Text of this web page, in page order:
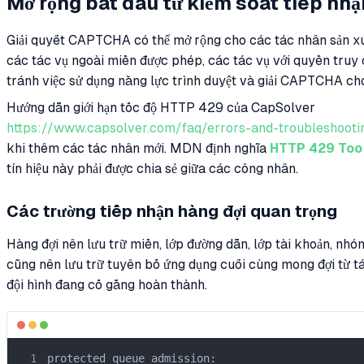
Giải quyết CAPTCHA có thể mở rộng cho các tác nhân sản
các tác vụ ngoài miền được phép, các tác vụ với quyền
tránh việc sử dụng năng lực trình duyệt và giải CAPTCHA
Hướng dẫn giới hạn tốc độ HTTP 429 của CapSolver
https://www.capsolver.com/faq/errors-and-
khi thêm các tác nhân mới. MDN định nghĩa HTTP 429
tín hiệu này phải được chia sẻ giữa các công nhân.
Các trường tiếp nhận hàng đợi quan trọng
Hàng đợi nên lưu trữ miền, lớp đường dẫn, lớp tài khoản,
cũng nên lưu trữ tuyên bố ứng dụng cuối cùng mong đợi từ
đội hình đang cố gắng hoàn thành.
protected_queue_admission: